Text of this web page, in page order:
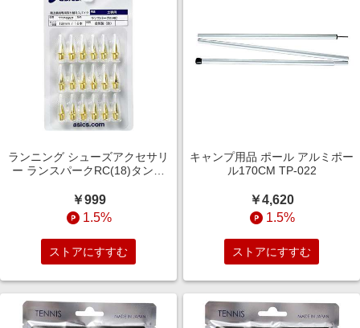
ランニング シューズアクセサリ
ー ランスパークRC(18)タンイ
￥999
1.5%
ストアにすすむ
キャンプ用品 ポール アルミポー
ル170CM TP-022
￥4,620
1.5%
ストアにすすむ